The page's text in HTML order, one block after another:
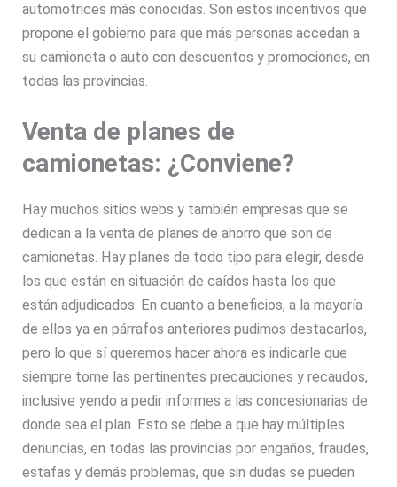
automotrices más conocidas. Son estos incentivos que
propone el gobierno para que más personas accedan a
su camioneta o auto con descuentos y promociones, en
todas las provincias.
Venta de planes de
camionetas: ¿Conviene?
Hay muchos sitios webs y también empresas que se
dedican a la venta de planes de ahorro que son de
camionetas. Hay planes de todo tipo para elegir, desde
los que están en situación de caídos hasta los que
están adjudicados. En cuanto a beneficios, a la mayoría
de ellos ya en párrafos anteriores pudimos destacarlos,
pero lo que sí queremos hacer ahora es indicarle que
siempre tome las pertinentes precauciones y recaudos,
inclusive yendo a pedir informes a las concesionarias de
donde sea el plan. Esto se debe a que hay múltiples
denuncias, en todas las provincias por engaños, fraudes,
estafas y demás problemas, que sin dudas se pueden